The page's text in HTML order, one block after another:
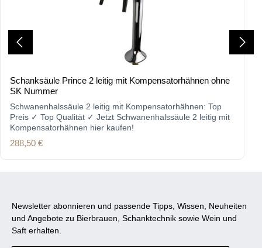
Schanksäule Prince 2 leitig mit Kompensatorhähnen ohne
SK Nummer
Schwanenhalssäule 2 leitig mit Kompensatorhähnen: Top
Preis ✓ Top Qualität ✓ Jetzt Schwanenhalssäule 2 leitig mit
Kompensatorhähnen hier kaufen!
Regulärer Preis:
288,50 €
Newsletter abonnieren und passende Tipps, Wissen, Neuheiten
und Angebote zu Bierbrauen, Schanktechnik sowie Wein und
Saft erhalten.